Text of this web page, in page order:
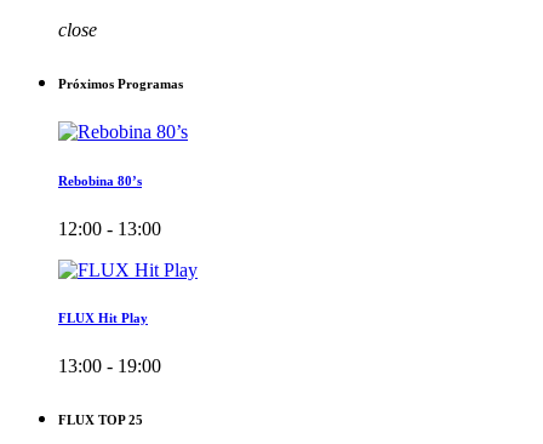
close
Próximos Programas
Rebobina 80’s
12:00 - 13:00
FLUX Hit Play
13:00 - 19:00
FLUX TOP 25